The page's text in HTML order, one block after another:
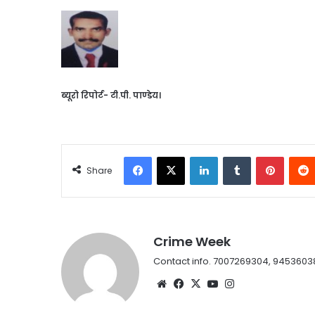
ब्यूरो रिपोर्ट- टी.पी. पाण्डेय।
Share
Facebook
X LinkedInTumblr
Crime Week
Contact info. 7007269304,
Website
Facebook
X YouTube